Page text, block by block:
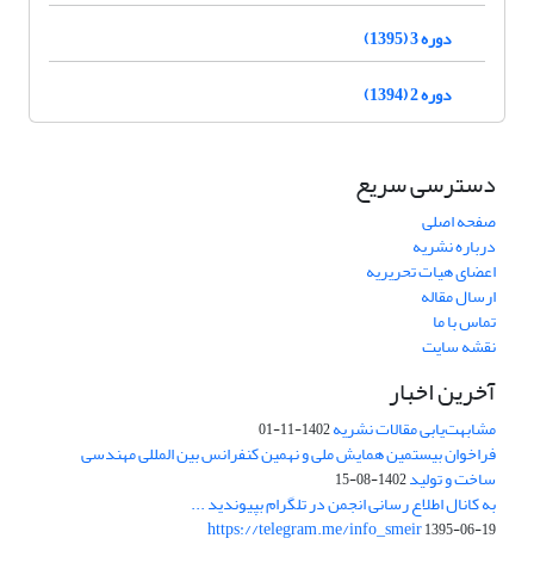
دوره 3 (1395)
دوره 2 (1394)
دسترسی سریع
صفحه اصلی
درباره نشریه
اعضای هیات تحریریه
ارسال مقاله
تماس با ما
نقشه سایت
آخرین اخبار
مشابهت‌یابی مقالات نشریه1402-11-01
فراخوان بیستمین همایش ملی و نهمین کنفرانس بین المللی مهندسی
ساخت و تولید1402-08-15
به کانال اطلاع رسانی انجمن در تلگرام بپیوندید ...
https://telegram.me/info_smeir1395-06-19